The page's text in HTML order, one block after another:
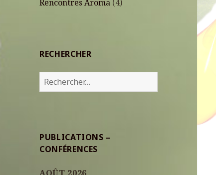
Rencontres Aroma (4)
RECHERCHER
Rechercher :
PUBLICATIONS –
CONFÉRENCES